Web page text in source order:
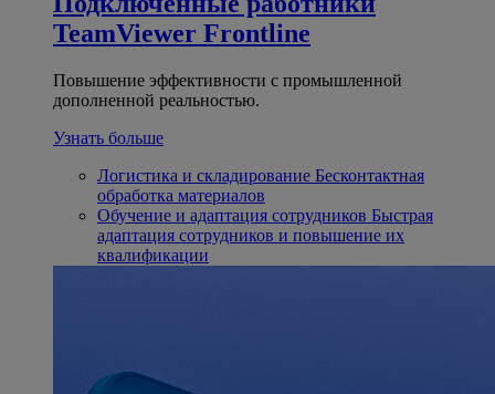
TeamViewer Frontline
Повышение эффективности с промышленной
дополненной реальностью.
Узнать больше
Логистика и складирование Бесконтактная
обработка материалов
Обучение и адаптация сотрудников Быстрая
адаптация сотрудников и повышение их
квалификации